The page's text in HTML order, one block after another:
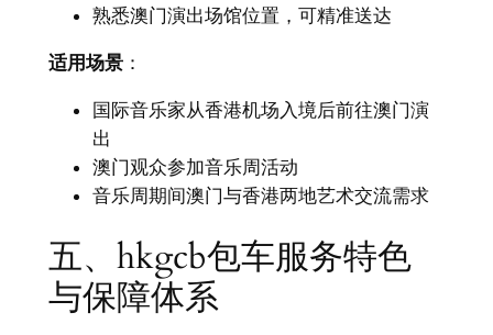
熟悉澳门演出场馆位置，可精准送达
适用场景：
国际音乐家从香港机场入境后前往澳门演
出
澳门观众参加音乐周活动
音乐周期间澳门与香港两地艺术交流需求
五、hkgcb包车服务特色
与保障体系